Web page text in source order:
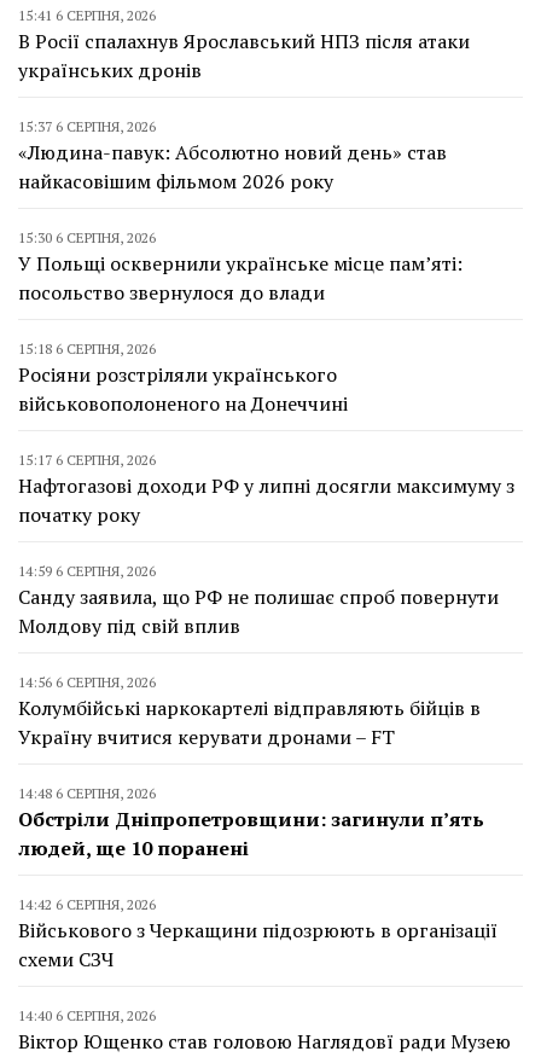
15:41 6 СЕРПНЯ, 2026
В Росії спалахнув Ярославський НПЗ після атаки
українських дронів
15:37 6 СЕРПНЯ, 2026
«Людина-павук: Абсолютно новий день» став
найкасовішим фільмом 2026 року
15:30 6 СЕРПНЯ, 2026
У Польщі осквернили українське місце пам’яті:
посольство звернулося до влади
15:18 6 СЕРПНЯ, 2026
Росіяни розстріляли українського
військовополоненого на Донеччині
15:17 6 СЕРПНЯ, 2026
Нафтогазові доходи РФ у липні досягли максимуму з
початку року
14:59 6 СЕРПНЯ, 2026
Санду заявила, що РФ не полишає спроб повернути
Молдову під свій вплив
14:56 6 СЕРПНЯ, 2026
Колумбійські наркокартелі відправляють бійців в
Україну вчитися керувати дронами – FT
14:48 6 СЕРПНЯ, 2026
Обстріли Дніпропетровщини: загинули п’ять
людей, ще 10 поранені
14:42 6 СЕРПНЯ, 2026
Військового з Черкащини підозрюють в організації
схеми СЗЧ
14:40 6 СЕРПНЯ, 2026
Віктор Ющенко став головою Наглядовї ради Музею